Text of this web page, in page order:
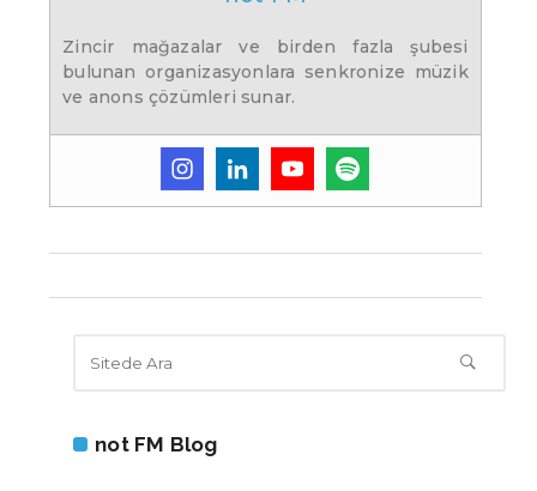
Zincir mağazalar ve birden fazla şubesi
bulunan organizasyonlara senkronize müzik
ve anons çözümleri sunar.
not FM Blog